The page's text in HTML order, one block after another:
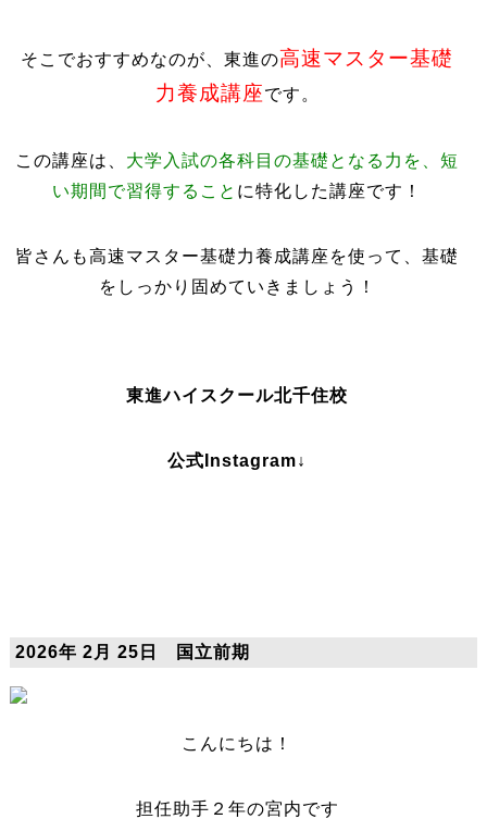
そこでおすすめなのが、東進の高速マスター基礎
力養成講座です。
この講座は、 大学入試の各科目の基礎となる力を、短
い期間で習得すること に特化した講座です！
皆さんも高速マスター基礎力養成講座を使って、基礎
をしっかり固めていきましょう！
東進ハイスクール北千住校
公式Instagram↓
2026年 2月 25日 国立前期
こんにちは！
担任助手２年の宮内です